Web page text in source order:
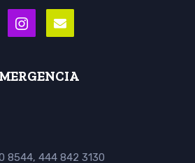
8544, 444 842 3130